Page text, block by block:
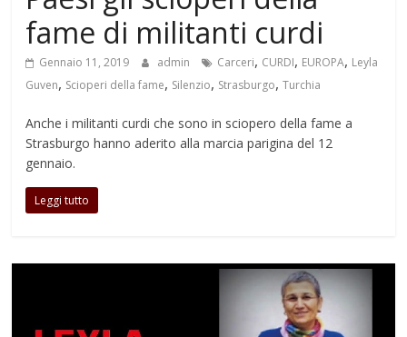
fame di militanti curdi
Gennaio 11, 2019 admin Carceri, CURDI, EUROPA, Leyla
Guven, Scioperi della fame, Silenzio, Strasburgo,Turchia
Anche i militanti curdi che sono in sciopero della fame a
Strasburgo hanno aderito alla marcia parigina del 12
gennaio.
Leggi tutto